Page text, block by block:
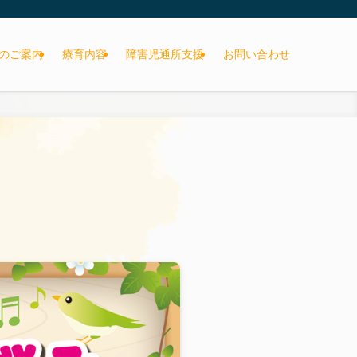
ご案内 療育内容 障害児通所支援 お問い合わせ